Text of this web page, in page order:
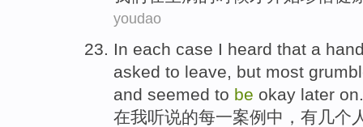
youdao
In each case I heard that a
asked to leave but most
and seemed to be okay later on.
在我听说的每一案例中 ， 有几个